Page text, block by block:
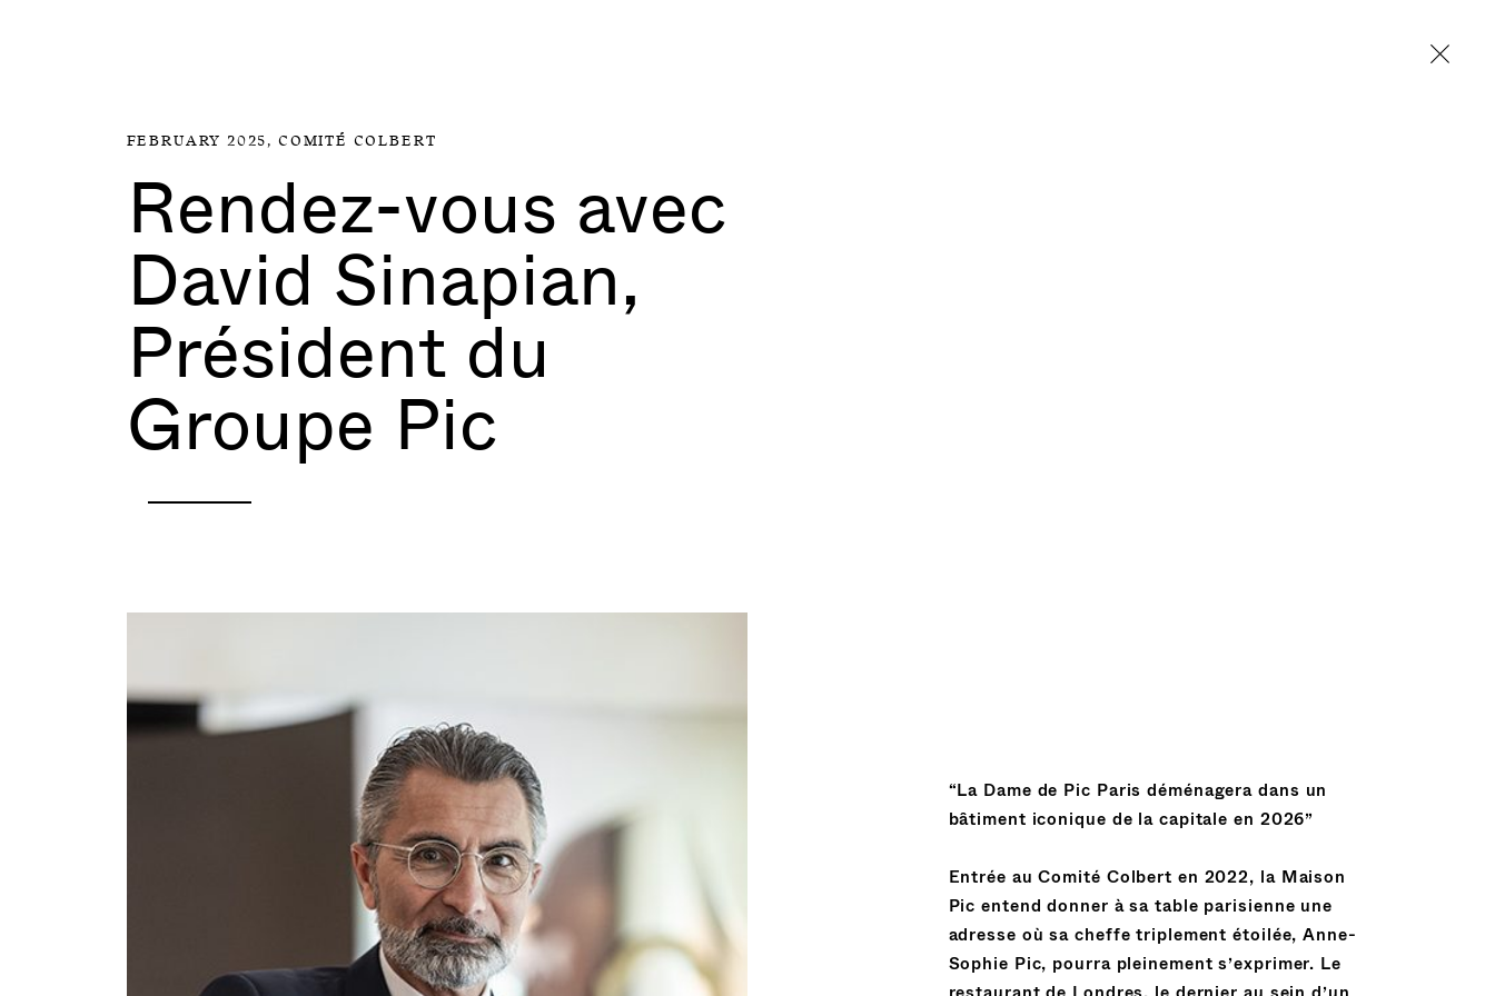
FEBRUARY 2025, COMITÉ COLBERT
Rendez-vous avec
David Sinapian,
Président du
Groupe Pic
“La Dame de Pic Paris déménagera dans un
bâtiment iconique de la capitale en 2026”
Entrée au Comité Colbert en 2022, la Maison
Pic entend donner à sa table parisienne une
adresse où sa cheffe triplement étoilée, Anne-
Sophie Pic, pourra pleinement s’exprimer. Le